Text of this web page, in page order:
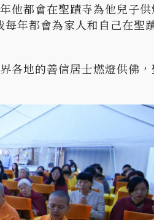
他都會在聖蹟寺為他兒子
年都會為家人和自己在聖
各地的善信居士燃燈供佛